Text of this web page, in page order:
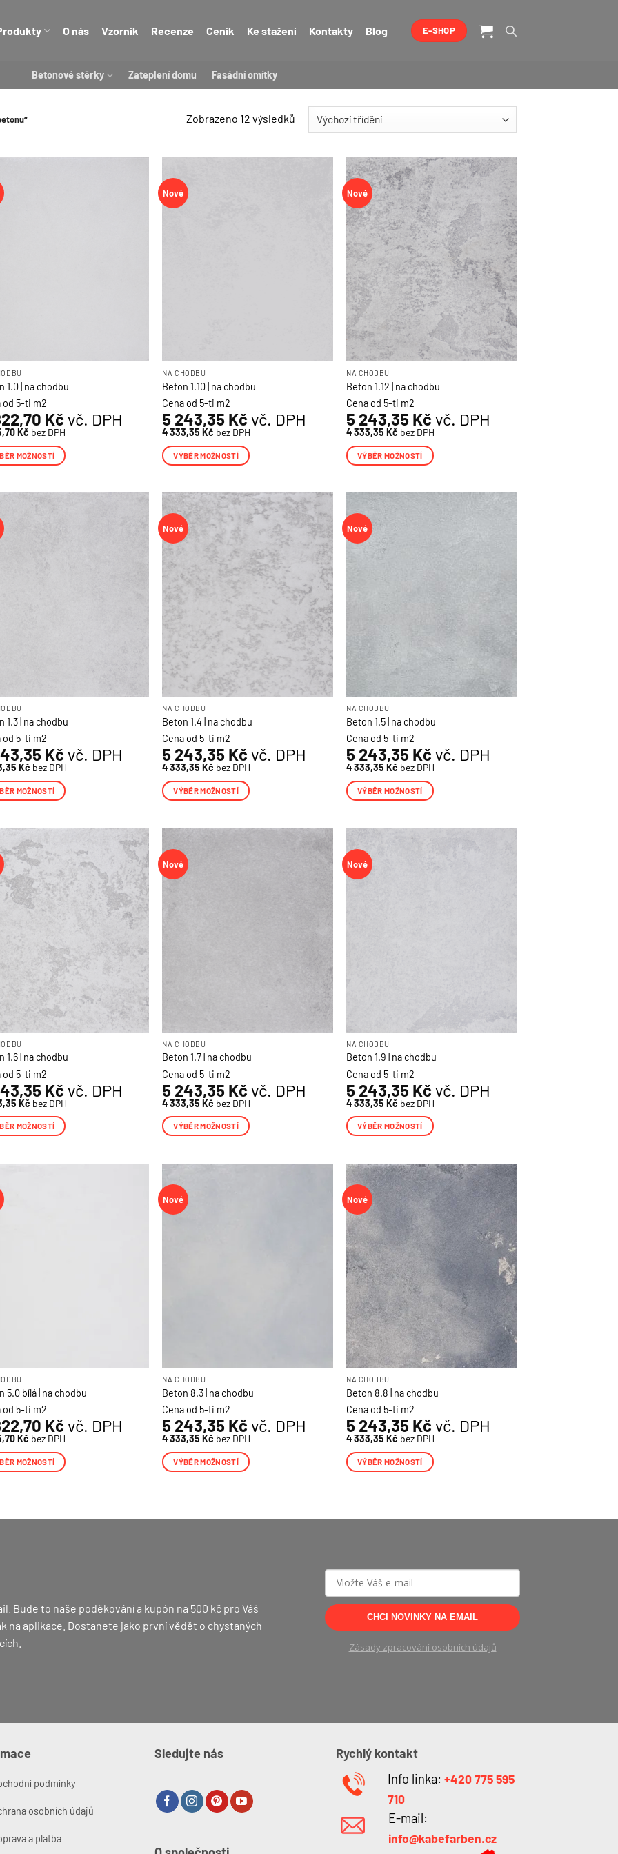
O nás Vzorník Recenze Ceník Ke stažení Kontakty Blog E-SHOP
Betonové stěrky Zateplení domu Fasádní omítky
Zobrazeno 12 výsledků
1.0 | na chodbu
od 5-ti m2
Kč vč. DPH
Kč bez DPH
MOŽNOSTÍ
Nové
NA CHODBU
Beton 1.10 | na chodbu
Cena od 5-ti m2
5 243,35 Kč vč. DPH
4 333,35Kč bez DPH
VÝBĚR MOŽNOSTÍ
více
variant.
Možnosti
lze
vybrat
na
stránce
produktu
Nové
NA CHODBU
Beton 1.12 | na chodbu
Cena od 5-ti m2
5 243,35 Kč vč. DPH
4 333,35Kč bez DPH
VÝBĚR MOŽNOSTÍ
více
variant.
Možnosti
produktu
1.3 | na chodbu
od 5-ti m2
Kč vč. DPH
Kč bez DPH
MOŽNOSTÍ
Nové
NA CHODBU
Beton 1.4 | na chodbu
Cena od 5-ti m2
5 243,35 Kč vč. DPH
4 333,35Kč bez DPH
VÝBĚR MOŽNOSTÍ
více
variant.
Nové
NA CHODBU
Beton 1.5 | na chodbu
Cena od 5-ti m2
5 243,35 Kč vč. DPH
4 333,35Kč bez DPH
VÝBĚR MOŽNOSTÍ
více
variant.
1.6 | na chodbu
od 5-ti m2
Kč vč. DPH
Kč bez DPH
MOŽNOSTÍ
Nové
NA CHODBU
Beton 1.7 | na chodbu
Cena od 5-ti m2
5 243,35 Kč vč. DPH
4 333,35Kč bez DPH
VÝBĚR MOŽNOSTÍ
více
variant.
Nové
NA CHODBU
Beton 1.9 | na chodbu
Cena od 5-ti m2
5 243,35 Kč vč. DPH
4 333,35Kč bez DPH
VÝBĚR MOŽNOSTÍ
má
více
variant.
Možnosti
lze
vybrat
na
stránce
produktu
5.0 bílá | na chodbu
od 5-ti m2
Kč vč. DPH
Kč bez DPH
MOŽNOSTÍ
Nové
NA CHODBU
Beton 8.3 | na chodbu
Cena od 5-ti m2
5 243,35 Kč vč. DPH
4 333,35Kč bez DPH
VÝBĚR MOŽNOSTÍ
na
stránce
Nové
NA CHODBU
Beton 8.8 | na chodbu
Cena od 5-ti m2
5 243,35 Kč vč. DPH
4 333,35Kč bez DPH
VÝBĚR MOŽNOSTÍ
vybrat
na
stránce
Bude to naše poděkování a kupón na 500 kč pro Váš
na aplikace. Dostanete jako první vědět o chystaných
CHCI NOVINKY NA EMAIL
Zásady zpracování osobních údajů
podmínky
osobních údajů
a platba
Sledujte nás
Rychlý kontakt
Info linka:+420 775 595
710
E-mail:
info@kabefarben.cz
je
našeho newsletteru
1250 Kč.
se dozví o nových akcích,
workshopech KABE Farben.
SLEVU
osobních údajů